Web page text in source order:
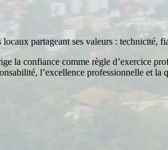
partageant ses valeurs : technicité,
la confiance comme règle d’exercice
l’excellence professionnelle et la